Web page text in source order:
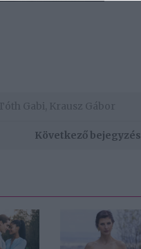
Tóth Gabi Krausz Gábor
Következő bejegyzés